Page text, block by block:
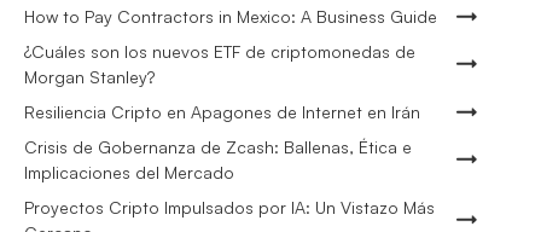
How to Pay Contractors in Mexico: A Business Guide
¿Cuáles son los nuevos ETF de criptomonedas de
Morgan Stanley?
Resiliencia Cripto en Apagones de Internet en Irán
Crisis de Gobernanza de Zcash: Ballenas, Ética e
Implicaciones del Mercado
Proyectos Cripto Impulsados por IA: Un Vistazo Más